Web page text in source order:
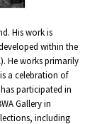
His work is
within the
He works primarily
a celebration of
participated in
Gallery in
including